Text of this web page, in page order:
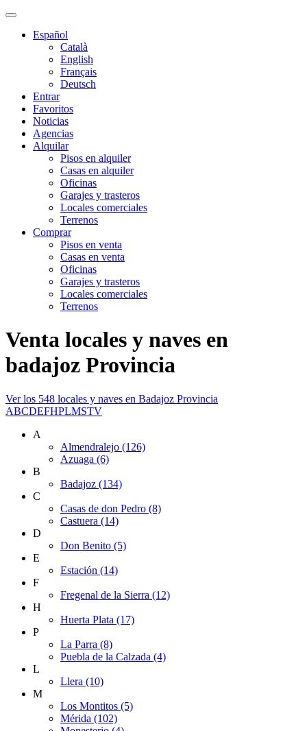
Español
Català
English
Français
Deutsch
Entrar
Favoritos
Noticias
Agencias
Alquilar
Pisos en alquiler
Casas en alquiler
Oficinas
Garajes y trasteros
Locales comerciales
Terrenos
Comprar
Pisos en venta
Casas en venta
Oficinas
Garajes y trasteros
Locales comerciales
Terrenos
Venta locales y naves en
badajoz Provincia
Ver los 548 locales y naves en Badajoz Provincia
ABCDEFHPLMSTV
A
Almendralejo (126)
Azuaga (6)
B
Badajoz (134)
C
Casas de don Pedro (8)
Castuera (14)
D
Don Benito (5)
E
Estación (14)
F
Fregenal de la Sierra (12)
H
Huerta Plata (17)
P
La Parra (8)
Puebla de la Calzada (4)
L
Llera (10)
M
Los Montitos (5)
Mérida (102)